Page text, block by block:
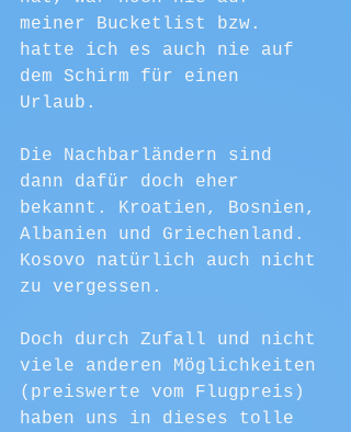
meiner Bucketlist bzw.
hatte ich es auch nie auf
dem Schirm für einen
Urlaub.
Die Nachbarländern sind
dann dafür doch eher
bekannt. Kroatien, Bosnien,
Albanien und Griechenland.
Kosovo natürlich auch nicht
zu vergessen.
Doch durch Zufall und nicht
viele anderen Möglichkeiten
(preiswerte vom Flugpreis)
haben uns in dieses tolle